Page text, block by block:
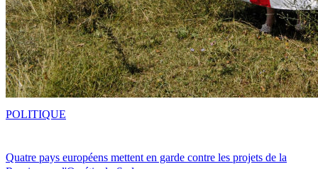
Quatre pays européens mettent en garde contre les projets de la
POLITIQUE